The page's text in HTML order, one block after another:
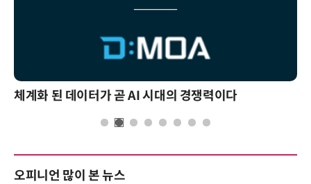
체계화 된 데이터가 곧 AI 시대의 경쟁력이다
오피니언 많이 본 뉴스